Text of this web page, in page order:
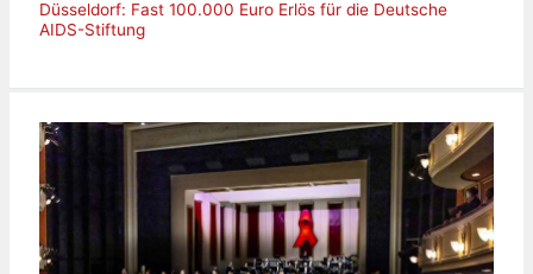
Düsseldorf: Fast 100.000 Euro Erlös für die Deutsche
AIDS-Stiftung